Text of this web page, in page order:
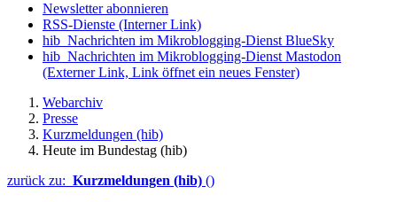
Newsletter abonnieren
RSS-Dienste (Interner Link)
hib_Nachrichten im Mikroblogging-Dienst BlueSky
hib_Nachrichten im Mikroblogging-Dienst Mastodon
(Externer Link, Link öffnet ein neues Fenster)
Webarchiv
Presse
Kurzmeldungen (hib)
Heute im Bundestag (hib)
zurück zu: Kurzmeldungen (hib) ()